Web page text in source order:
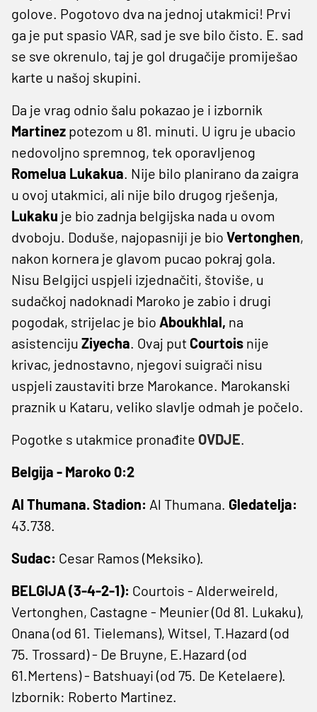
golove. Pogotovo dva na jednoj utakmici! Prvi
ga je put spasio VAR, sad je sve bilo čisto. E. sad
se sve okrenulo, taj je gol drugačije promiješao
karte u našoj skupini.
Da je vrag odnio šalu pokazao je i izbornik
Martinez potezom u 81. minuti. U igru je ubacio
nedovoljno spremnog, tek oporavljenog
Romelua Lukakua. Nije bilo planirano da zaigra
u ovoj utakmici, ali nije bilo drugog rješenja,
Lukaku je bio zadnja belgijska nada u ovom
dvoboju. Doduše, najopasniji je bio Vertonghen,
nakon kornera je glavom pucao pokraj gola.
Nisu Belgijci uspjeli izjednačiti, štoviše, u
sudačkoj nadoknadi Maroko je zabio i drugi
pogodak, strijelac je bio Aboukhlal, na
asistenciju Ziyecha. Ovaj put Courtois nije
krivac, jednostavno, njegovi suigrači nisu
uspjeli zaustaviti brze Marokance. Marokanski
praznik u Kataru, veliko slavlje odmah je počelo.
Pogotke s utakmice pronađite OVDJE.
Belgija - Maroko 0:2
Al Thumana. Stadion: Al Thumana. Gledatelja:
43.738.
Sudac: Cesar Ramos (Meksiko).
BELGIJA (3-4-2-1): Courtois - Alderweireld,
Vertonghen, Castagne - Meunier (0d 81. Lukaku),
Onana (od 61. Tielemans), Witsel, T.Hazard (od
75. Trossard) - De Bruyne, E.Hazard (od
61.Mertens) - Batshuayi (od 75. De Ketelaere).
Izbornik: Roberto Martinez.